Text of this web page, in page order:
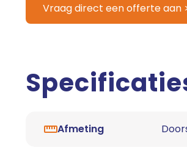
Vraag direct een offerte aan
Afmeting